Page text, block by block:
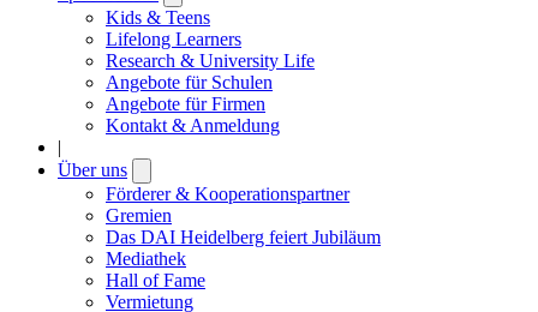
submenu
Kids & Teens
Lifelong Learners
Research & University Life
Angebote für Schulen
Angebote für Firmen
Kontakt & Anmeldung
|
Über uns
submenu
Förderer & Kooperationspartner
Gremien
Das DAI Heidelberg feiert Jubiläum
Mediathek
Hall of Fame
Vermietung